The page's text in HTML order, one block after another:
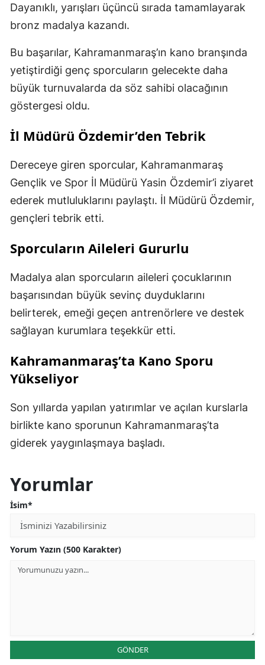
Dayanıklı, yarışları üçüncü sırada tamamlayarak
bronz madalya kazandı.
Bu başarılar, Kahramanmaraş’ın kano branşında
yetiştirdiği genç sporcuların gelecekte daha
büyük turnuvalarda da söz sahibi olacağının
göstergesi oldu.
İl Müdürü Özdemir’den Tebrik
Dereceye giren sporcular, Kahramanmaraş
Gençlik ve Spor İl Müdürü Yasin Özdemir’i ziyaret
ederek mutluluklarını paylaştı. İl Müdürü Özdemir,
gençleri tebrik etti.
Sporcuların Aileleri Gururlu
Madalya alan sporcuların aileleri çocuklarının
başarısından büyük sevinç duyduklarını
belirterek, emeği geçen antrenörlere ve destek
sağlayan kurumlara teşekkür etti.
Kahramanmaraş’ta Kano Sporu
Yükseliyor
Son yıllarda yapılan yatırımlar ve açılan kurslarla
birlikte kano sporunun Kahramanmaraş’ta
giderek yaygınlaşmaya başladı.
Yorumlar
İsim*
Yorum Yazın (500 Karakter)
GÖNDER